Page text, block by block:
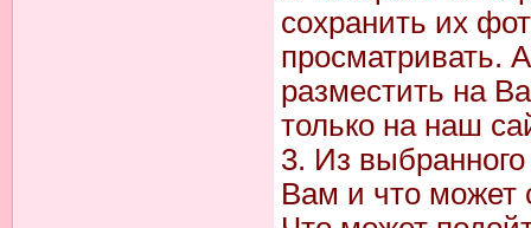
сохранить их
просматривать.
разместить на
только на наш
3. Из
Вам и что может